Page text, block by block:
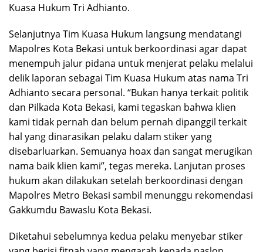
Kuasa Hukum Tri Adhianto.
Selanjutnya Tim Kuasa Hukum langsung mendatangi
Mapolres Kota Bekasi untuk berkoordinasi agar dapat
menempuh jalur pidana untuk menjerat pelaku melalui
delik laporan sebagai Tim Kuasa Hukum atas nama Tri
Adhianto secara personal. “Bukan hanya terkait politik
dan Pilkada Kota Bekasi, kami tegaskan bahwa klien
kami tidak pernah dan belum pernah dipanggil terkait
hal yang dinarasikan pelaku dalam stiker yang
disebarluarkan. Semuanya hoax dan sangat merugikan
nama baik klien kami”, tegas mereka. Lanjutan proses
hukum akan dilakukan setelah berkoordinasi dengan
Mapolres Metro Bekasi sambil menunggu rekomendasi
Gakkumdu Bawaslu Kota Bekasi.
Diketahui sebelumnya kedua pelaku menyebar stiker